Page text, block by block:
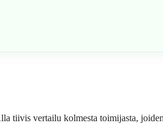
tiivis vertailu kolmesta toimijasta,